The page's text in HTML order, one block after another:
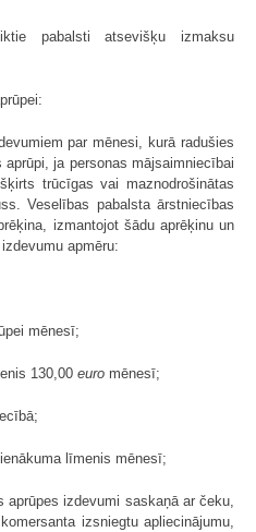
pabalsti atsevišķu izmaksu
par mēnesi, kurā radušies
ja personas mājsaimniecībai
trūcīgas vai maznodrošinātas
Veselības pabalsta ārstniecības
izmantojot šādu aprēķinu un
apmēru:
mēnesī;
130,00 euro mēnesī;
līmenis mēnesī;
izdevumi saskaņā ar čeku,
izsniegtu apliecinājumu,